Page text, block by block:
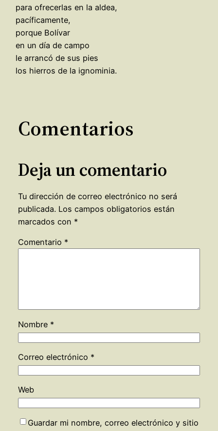
para ofrecerlas en la aldea,
pacíficamente,
porque Bolívar
en un día de campo
le arrancó de sus pies
los hierros de la ignominia.
Comentarios
Deja un comentario
Tu dirección de correo electrónico no será
publicada. Los campos obligatorios están
marcados con *
Comentario *
Nombre *
Correo electrónico *
Web
Guardar mi nombre, correo electrónico y sitio